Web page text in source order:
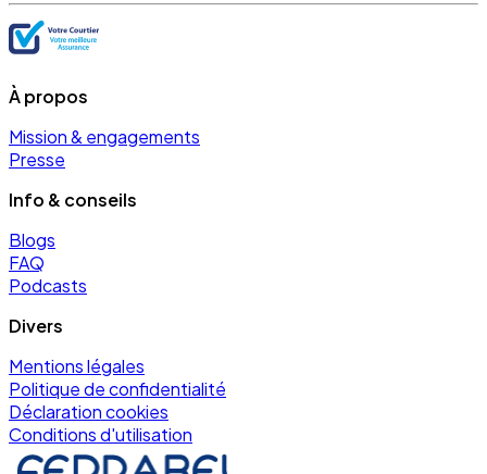
À propos
Mission & engagements
Presse
Info & conseils
Blogs
FAQ
Podcasts
Divers
Mentions légales
Politique de confidentialité
Déclaration cookies
Conditions d'utilisation